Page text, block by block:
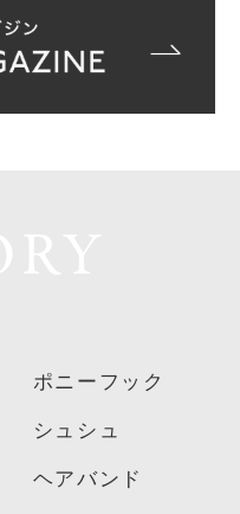
ポニーフック
シュシュ
ヘアバンド